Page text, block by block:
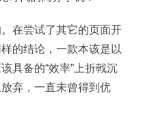
在尝试了其它的页面开
的结论，一款本该是以
具备的“效率”上折戟沉
弃，一直未曾得到优